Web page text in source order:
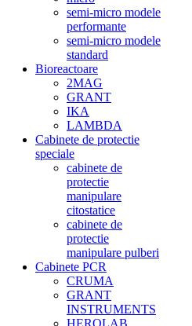
semi-micro modele
performante
semi-micro modele
standard
Bioreactoare
2MAG
GRANT
IKA
LAMBDA
Cabinete de protectie
speciale
cabinete de
protectie
manipulare
citostatice
cabinete de
protectie
manipulare pulberi
Cabinete PCR
CRUMA
GRANT
INSTRUMENTS
HEROLAB